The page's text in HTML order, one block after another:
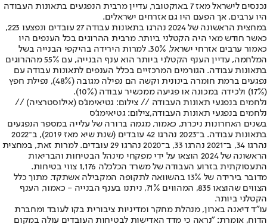
נכנסים לישראל מאז 7 באוקטובר, עדיין מרבית הנפגעים בתאונות העבודה
היו ערבים, אך הפעם היו גם אזרחים ישראלים.
במחצית הראשונה של 2024 נהרגו בתאונות עבודה 27 עובדים ונפצעו 223,
כאשר חודש מאי היה הקטלני ביותר. מרבית ההרוגים בכל הענפים היו
כאמור ערבים אזרחי ישראל, 30%. למרות הירידה בהיקפי הבנייה בשל
המלחמה, עדיין הענף הקטלני ביותר הוא ענף הבנייה, עם 55% מההרוגים
בתאונות עבודה. הגורמים המרכזיים בכלל הענפים לתאונות עבודה עם
נפגעים ברמת חומרה בינונית וקשה הם נפילה מגובה (48%), נפילת חפץ
(17%) ולכידה במכונה או פגיעה ממכשיר עבודה (10%).
נלחמים בנפגעי תאונות העבודה // צילום: גטיאימג'ס (אילוסטרציה) //
נלחמים בנפגעי תאונות העבודה,צילום: גטיאימג'ס
בשנים האחרונות ניכרת, כאמור, מגמה ברורה של עלייה במספר הנפגעים
בתאונות עבודה. ב־2023 נהרגו 42 עובדים (שנת שיא מאז 2019), ב־2022
נהרגו 34, ב־2021 נהרגו 33, ב־2020 נהרגו 29 עובדים. למרות זאת, במחצית
הראשונה של 2024 הוצאו על ידי מפקחי מינהל הבטיחות והבריאות
התעסוקתית בזרוע העבודה של משרד הכלכלה 1,176 צווי בטיחות.
מדובר בירידה של 13% בהשוואה לתקופה המקבילה אשתקד. מתוך כלל
הצווים שהוצאו 835, המהווים 71%, ניתנו בענף הבנייה - כאמור, הענף
הקטלני ביותר.
עו"ד דיאנה בארון, מנהלת מחקר ומדיניות ציבורית בקו לעובד ומחברת
הדוח, אומרת: "נראה כי מדד האדישות לבטיחות העובדים עולה במקום